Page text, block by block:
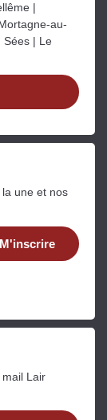
|
au-
Sées | Le
une et nos
M'inscrire
Lair